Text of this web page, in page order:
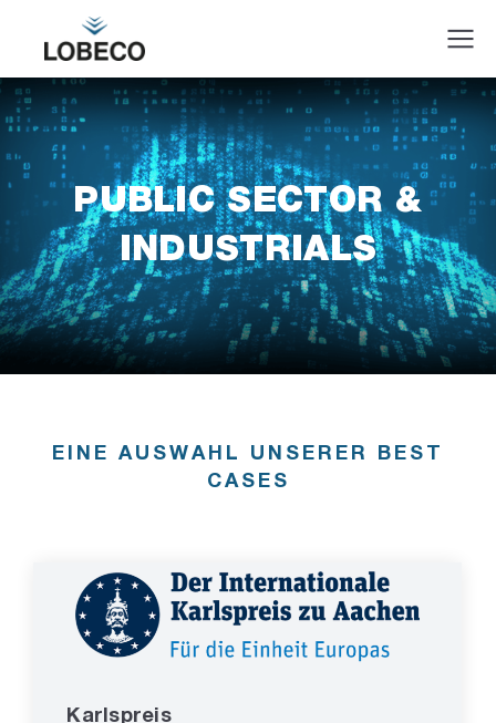
PUBLIC SECTOR &
INDUSTRIALS
EINE AUSWAHL UNSERER BEST
CASES
Karlspreis